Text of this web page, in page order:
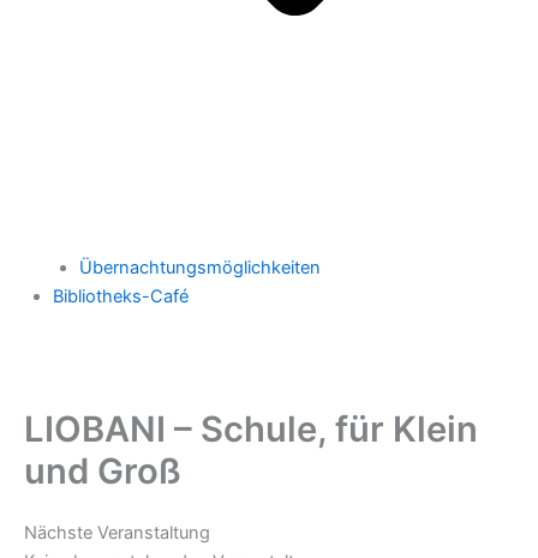
Übernachtungsmöglichkeiten
Bibliotheks-Café
LIOBANI – Schule, für Klein
und Groß
Nächste Veranstaltung